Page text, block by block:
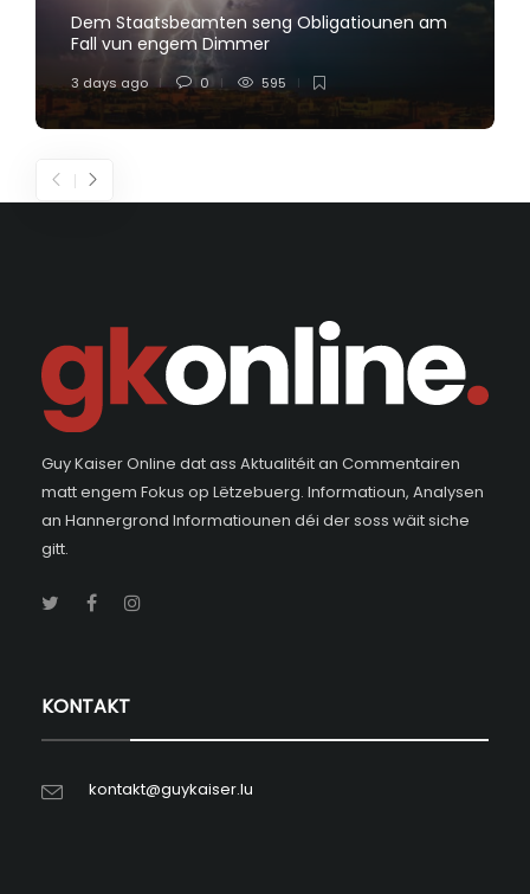
Dem Staatsbeamten seng Obligatiounen am
Fall vun engem Dimmer
3 days ago 0 595
Guy Kaiser Online dat ass Aktualitéit an Commentairen
matt engem Fokus op Lëtzebuerg. Informatioun, Analysen
an Hannergrond Informatiounen déi der soss wäit siche
gitt.
KONTAKT
kontakt@guykaiser.lu